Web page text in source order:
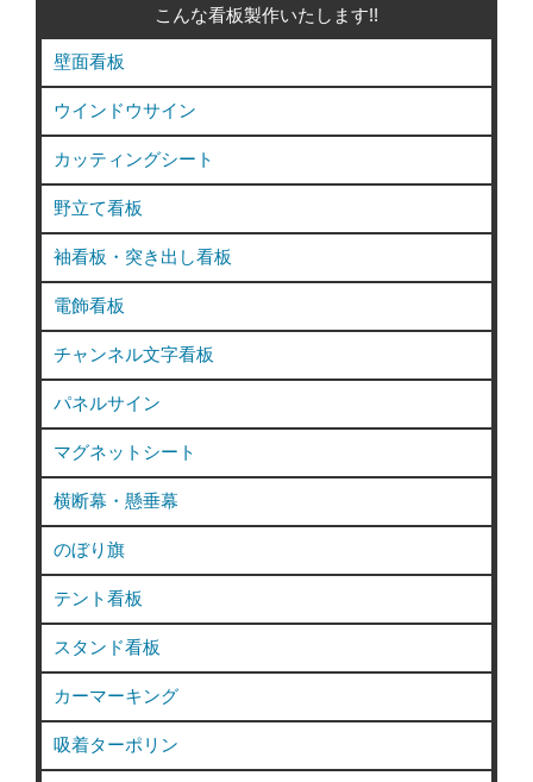
こんな看板製作いたします!!
壁面看板
ウインドウサイン
カッティングシート
野立て看板
袖看板・突き出し看板
電飾看板
チャンネル文字看板
パネルサイン
マグネットシート
横断幕・懸垂幕
のぼり旗
テント看板
スタンド看板
カーマーキング
吸着ターポリン